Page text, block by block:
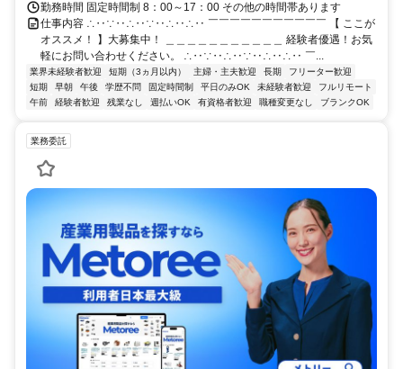
勤務時間 固定時間制 8：00～17：00 その他の時間帯あります
仕事内容 ∴‥∵‥∴‥∵‥∴‥∴‥ ￣￣￣￣￣￣￣￣￣￣￣ 【 ここが
オススメ！ 】大募集中！ ＿＿＿＿＿＿＿＿＿＿＿ 経験者優遇！お気
軽にお問い合わせください。 ∴‥∵‥∴‥∵‥∴‥∴‥ ￣...
業界未経験者歓迎 短期（3ヵ月以内） 主婦・主夫歓迎 長期
フリーター歓迎
短期
早朝 午後 学歴不問 固定時間制 平日のみOK 未経験者歓迎
フルリモート
午前
経験者歓迎 残業なし 週払いOK 有資格者歓迎 職種変更なし ブランクOK
業務委託